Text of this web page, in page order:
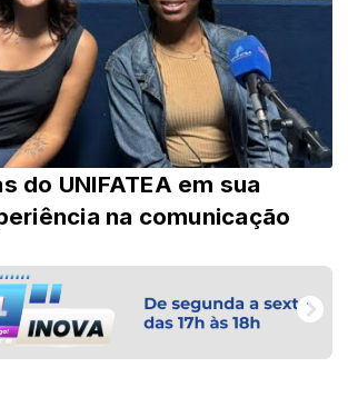
do UNIFATEA em sua
na comunicação